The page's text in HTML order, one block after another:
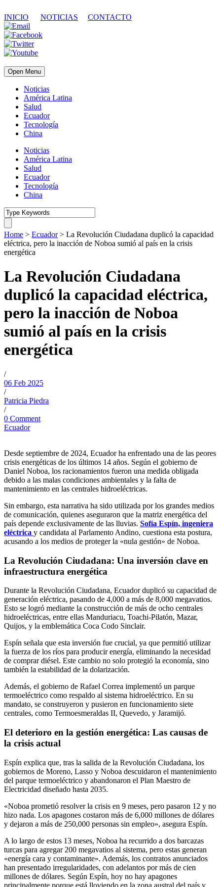
INICIO NOTICIAS CONTACTO
Open Menu
Noticias
América Latina
Salud
Ecuador
Tecnología
China
Noticias
América Latina
Salud
Ecuador
Tecnología
China
Home > Ecuador > La Revolución Ciudadana duplicó la capacidad
eléctrica, pero la inacción de Noboa sumió al país en la crisis
energética
La Revolución Ciudadana
duplicó la capacidad eléctrica,
pero la inacción de Noboa
sumió al país en la crisis
energética
/
06 Feb 2025
/
Patricia Piedra
/
0 Comment
Ecuador
Desde septiembre de 2024, Ecuador ha enfrentado una de las peores
crisis energéticas de los últimos 14 años. Según el gobierno de
Daniel Noboa, los racionamientos fueron una medida obligada
debido a las malas condiciones ambientales y la falta de
mantenimiento en las centrales hidroeléctricas.
Sin embargo, esta narrativa ha sido utilizada por los grandes medios
de comunicación, quienes aseguraron que la matriz energética del
país depende exclusivamente de las lluvias. Sofía Espín, ingeniera
eléctrica y candidata al Parlamento Andino, cuestiona esta postura,
acusando a los medios de proteger la «nula gestión» de Noboa.
La Revolución Ciudadana: Una inversión clave en
infraestructura energética
Durante la Revolución Ciudadana, Ecuador duplicó su capacidad de
generación eléctrica, pasando de 4,000 a más de 8,000 megavatios.
Esto se logró mediante la construcción de más de ocho centrales
hidroeléctricas, entre ellas Manduriacu, Toachi-Pilatón, Mazar,
Quijos, y la emblemática Coca Codo Sinclair.
Espín señala que esta inversión fue crucial, ya que permitió utilizar
la fuerza de los ríos para producir energía, eliminando la necesidad
de comprar diésel. Este cambio no solo protegió la economía, sino
también la estabilidad de la dolarización.
Además, el gobierno de Rafael Correa implementó un parque
termoeléctrico como respaldo al sistema hidroeléctrico. En su
mandato, se construyeron y pusieron en funcionamiento siete
centrales, como Termoesmeraldas II, Quevedo, y Jaramijó.
El deterioro en la gestión energética: Las causas de
la crisis actual
Espín explica que, tras la salida de la Revolución Ciudadana, los
gobiernos de Moreno, Lasso y Noboa descuidaron el mantenimiento
del parque termoeléctrico y abandonaron el Plan Maestro de
Electricidad diseñado hasta 2035.
«Noboa prometió resolver la crisis en 9 meses, pero pasaron 12 y no
hizo nada. Los apagones costaron más de 6,000 millones de dólares
y dejaron a más de 250,000 personas sin empleo», asegura Espín.
A lo largo de estos 13 meses, Noboa ha recurrido a dos barcazas
turcas para agregar 200 megavatios al sistema, pero estas generan
«energía cara y contaminante». Además, los contratos anunciados
han presentado irregularidades, con adelantos por más de cien
millones de dólares. Según Espín, hoy no hay apagones
principalmente porque está lloviendo en la zona austral del país y